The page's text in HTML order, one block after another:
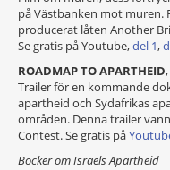
på Västbanken mot muren.
producerat låten Another
Se gratis på Youtube,del 1,
ROADMAP TO APARTHEID
Trailer för en kommande
apartheid och Sydafrikas
områden. Denna trailer
Contest. Se gratis på
Böcker om Israels Apartheid